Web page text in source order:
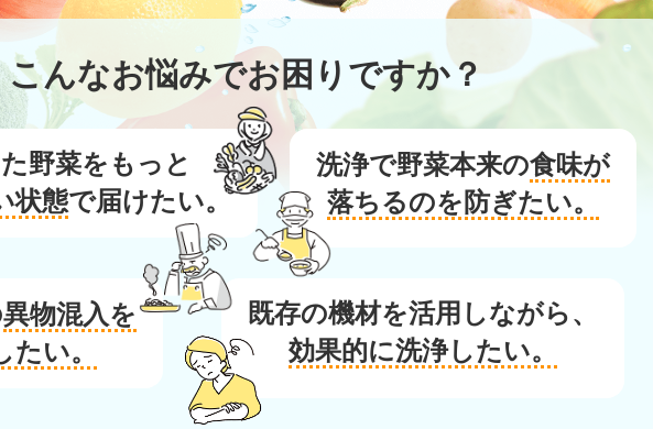
こんなお悩みでお困りですか？
野菜をもっと
状態で届けたい。
洗浄で野菜本来の食味が
落ちるのを防ぎたい。
異物混入を
たい。
既存の機材を活用しながら、
効果的に洗浄したい。